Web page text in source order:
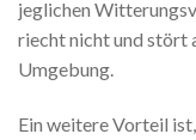
jeglichen
riecht nicht und stört
Umgebung.
Ein weitere Vorteil